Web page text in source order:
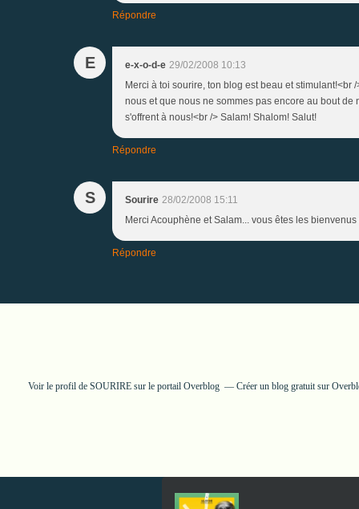
Répondre
E e-x-o-d-e 29/02/2008 10:13
Merci à toi sourire, ton blog est beau et
nous et que nous ne sommes pas encore au bout
s'offrent à nous!<br /> Salam! Shalom! Salut!
Répondre
S Sourire 28/02/2008 15:11
Merci Acouphène et Salam... vous êtes les bienvenus
Répondre
Voir le profil de SOURIREsur le portail Overblog Créer un blog gratuit sur